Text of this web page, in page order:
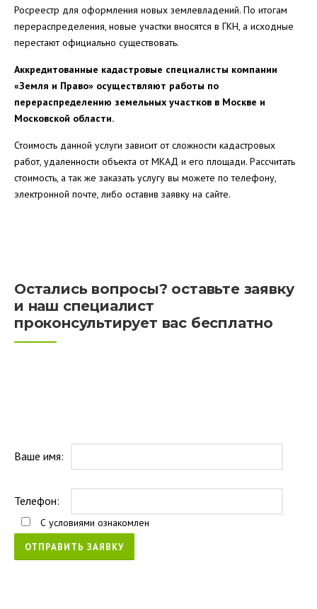
Росреестр для оформления новых землевладений. По итогам
перераспределения, новые участки вносятся в ГКН, а исходные
перестают официально существовать.
Аккредитованные кадастровые специалисты компании
«Земля и Право» осуществляют работы по
перераспределению земельных участков в Москве и
Московской области.
Стоимость данной услуги зависит от сложности кадастровых
работ, удаленности объекта от МКАД и его площади. Рассчитать
стоимость, а так же заказать услугу вы можете по телефону,
электронной почте, либо оставив заявку на сайте.
Остались вопросы? оставьте заявку
и наш специалист
проконсультирует вас бесплатно
Ваше имя:
Телефон:
С условиями ознакомлен